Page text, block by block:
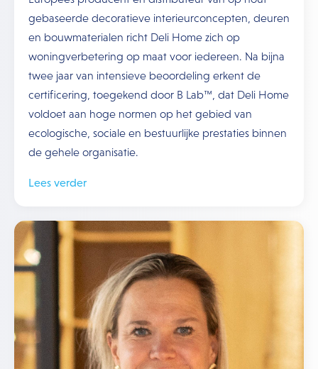
gebaseerde decoratieve interieurconcepten, deuren
en bouwmaterialen richt Deli Home zich op
woningverbetering op maat voor iedereen. Na bijna
twee jaar van intensieve beoordeling erkent de
certificering, toegekend door B Lab™, dat Deli Home
voldoet aan hoge normen op het gebied van
ecologische, sociale en bestuurlijke prestaties binnen
de gehele organisatie.
Lees verder